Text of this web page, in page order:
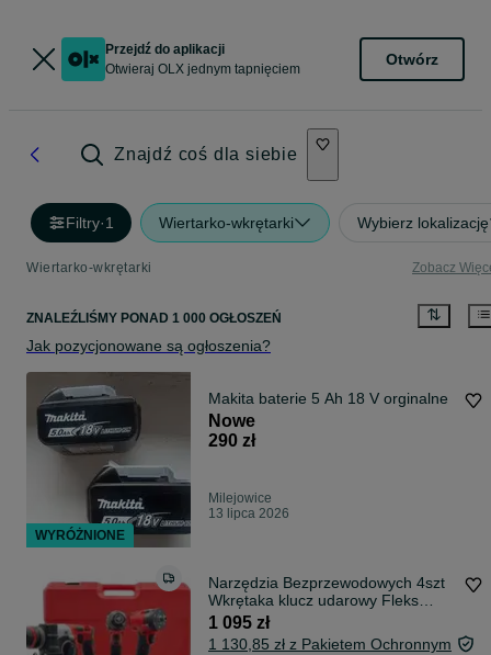
Przejdź do aplikacji
Otwieraj OLX jednym tapnięciem
Otwórz
Znajdź coś dla siebie
Filtry·1 Wiertarko-wkrętarki Wybierz lokalizację
Wiertarko-wkrętarki Zobacz
ZNALEŹLIŚMY PONAD 1 000 OGŁOSZEŃ
Jak pozycjonowane są ogłoszenia?
Makita baterie 5 Ah 18 V orginalne
Nowe
290 zł
Milejowice
13 lipca 2026
Narzędzia Bezprzewodowych 4szt
Wkrętaka klucz udarowy Fleks
Wiertarko-Wkrętarka Udarowa 4x
6Ah LG do MILWAUKEE
1 095 zł
1 130,85 zł z Pakietem Ochronnym
WYRÓŻNIONE